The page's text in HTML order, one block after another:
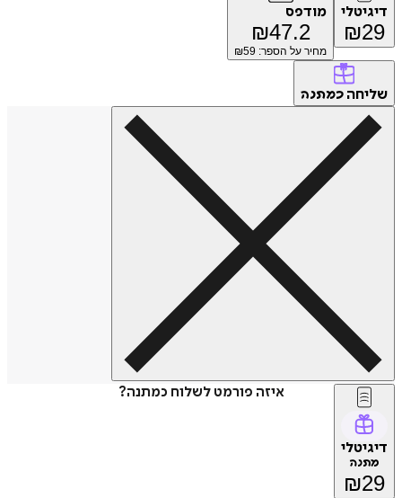
דיגיטלי
₪29
מודפס
₪47.2
מחיר על הספר: ₪ 59
שליחה כמתנה
איזה פורמט לשלוח כמתנה?
דיגיטלי
מתנה
₪29